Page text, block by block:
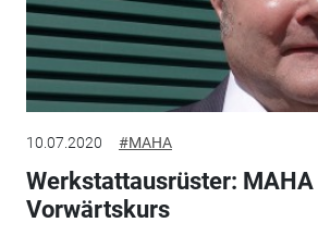
10.07.2020 #MAHA
Werkstattausrüster:
Vorwärtskurs